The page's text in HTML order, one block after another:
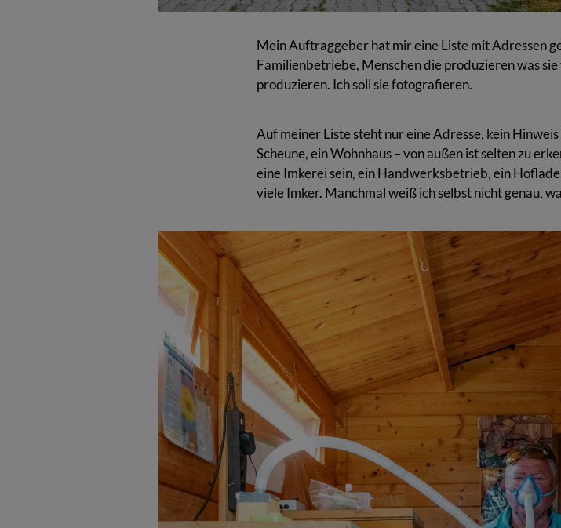
Mein Auftraggeber hat mir eine Liste mit Adressen
Familienbetriebe, Menschen die produzieren was
produzieren. Ich soll sie fotografieren.
Auf meiner Liste steht nur eine Adresse, kein
Scheune, ein Wohnhaus – von außen ist selten zu
eine Imkerei sein, ein Handwerksbetrieb, ein
viele Imker. Manchmal weiß ich selbst nicht genau,